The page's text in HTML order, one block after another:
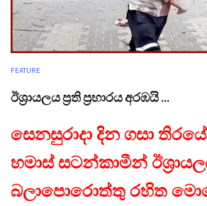
FEATURE
ඊශ්‍රායලය ප්‍රති ප්‍රහාරය අරඹයි ...
සෙනසුරාදා දින ගසා
හමාස් සටන්කාමීන්
බලාපොරොත්තු රහිත